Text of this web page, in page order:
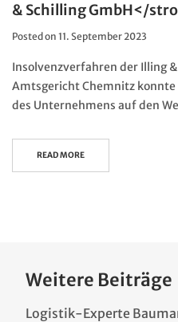
& Schilling GmbH</
Posted on 11. September 2023
Insolvenzverfahren der Illing
Amtsgericht Chemnitz
des Unternehmens auf den
READ MORE
Weitere Beiträge
Logistik-Experte